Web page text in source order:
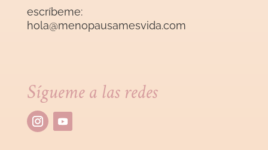
escríbeme:
hola@menopausamesvida.com
Sígueme a las redes